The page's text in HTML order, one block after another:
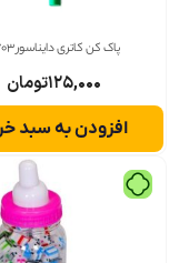
پاک کن کاتری دایناسور 3703
۱۲۵,۰۰۰تومان
افزودن به سبد خرید